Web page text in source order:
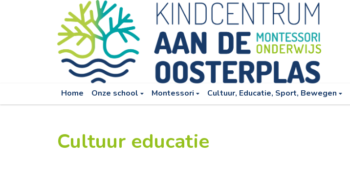
Home Onze school Montessori Cultuur, Educatie, Sport, Bewegen
Cultuur educatie